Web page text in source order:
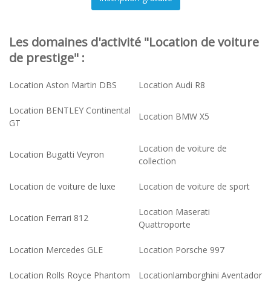
Les domaines d'activité "Location de voiture
de prestige" :
Location Aston Martin DBS Location Audi R8
Location BENTLEY Continental
GT
Location BMW X5
Location Bugatti Veyron
Location de voiture de
collection
Location de voiture de luxe Location de voiture de sport
Location Ferrari 812
Location Maserati
Quattroporte
Location Mercedes GLE Location Porsche 997
Location Rolls Royce Phantom Locationlamborghini Aventador